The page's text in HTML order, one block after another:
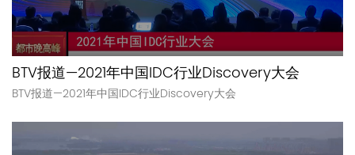
BTV报道—2021年中国IDC行业Discovery大会
BTV报道—2021年中国IDC行业Discovery大会